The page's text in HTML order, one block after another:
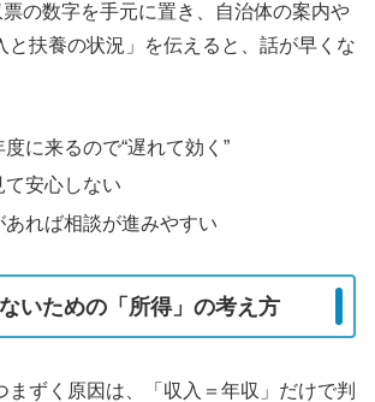
の数字を手元に置き、自治体の案内や
と扶養の状況」を伝えると、話が早くな
に来るので“遅れて効く”
て安心しない
れば相談が進みやすい
いための「所得」の考え方
まずく原因は、「収入＝年収」だけで判